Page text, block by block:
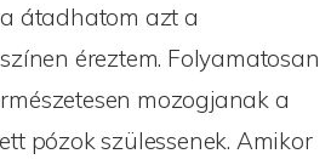
átadhatom azt a
éreztem. Folyamatosan
mozogjanak a
pózok szülessenek. Amikor